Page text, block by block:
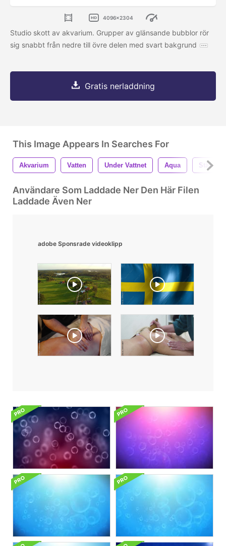
4096x2304
Studio skott av akvarium. Grupper av glänsande bubblor rör
sig snabbt från nedre till övre delen med svart bakgrund
Gratis nerladdning
This Image Appears In Searches For
Akvarium Vatten Under Vattnet Aqua Stänk
Användare Som Laddade Ner Den Här Filen
Laddade Även Ner
adobe Sponsrade videoklipp